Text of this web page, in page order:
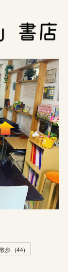
歩 (44)